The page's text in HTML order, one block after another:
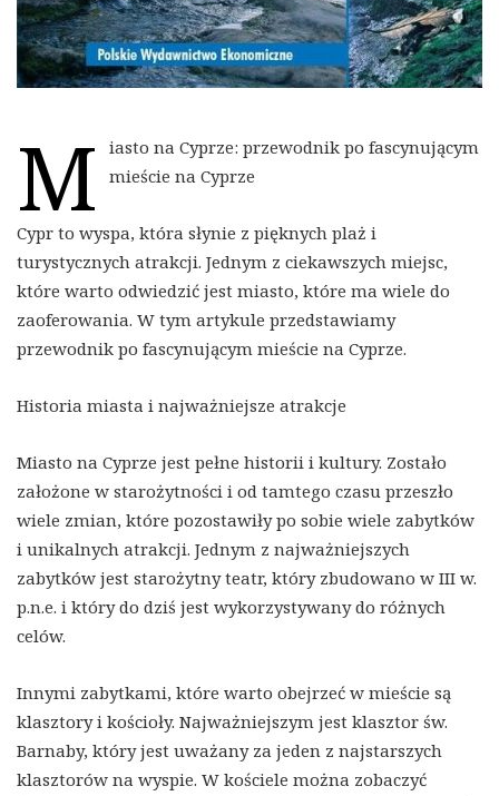
M
iasto na Cyprze: przewodnik po fascynującym
mieście na Cyprze
Cypr to wyspa, która słynie z pięknych plaż i
turystycznych atrakcji. Jednym z ciekawszych miejsc,
które warto odwiedzić jest miasto, które ma wiele do
zaoferowania. W tym artykule przedstawiamy
przewodnik po fascynującym mieście na Cyprze.
Historia miasta i najważniejsze atrakcje
Miasto na Cyprze jest pełne historii i kultury. Zostało
założone w starożytności i od tamtego czasu przeszło
wiele zmian, które pozostawiły po sobie wiele zabytków
i unikalnych atrakcji. Jednym z najważniejszych
zabytków jest starożytny teatr, który zbudowano w III w.
p.n.e. i który do dziś jest wykorzystywany do różnych
celów.
Innymi zabytkami, które warto obejrzeć w mieście są
klasztory i kościoły. Najważniejszym jest klasztor św.
Barnaby, który jest uważany za jeden z najstarszych
klasztorów na wyspie. W kościele można zobaczyć